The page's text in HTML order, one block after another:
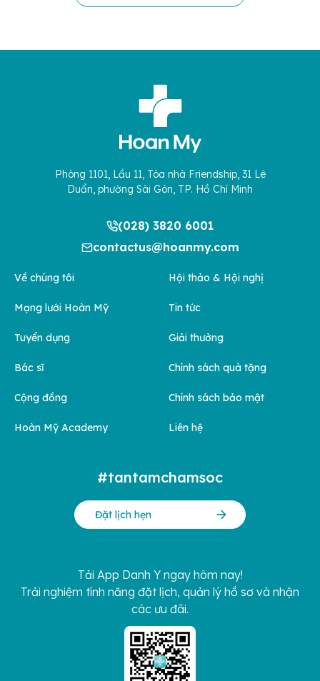
Phòng 1101, Lầu 11, Tòa nhà Friendship, 31 Lê
Duẩn, phường Sài Gòn, TP. Hồ Chí Minh
(028) 3820 6001
contactus@hoanmy.com
Về chúng tôi
Mạng lưới Hoàn Mỹ
Tuyển dụng
Bác sĩ
Cộng đồng
Hoàn Mỹ Academy
Hội thảo & Hội nghị
Tin tức
Giải thưởng
Chính sách quà tặng
Chính sách bảo mật
Liên hệ
#tantamchamsoc
Đặt lịch hẹn
Tải App Danh Y ngay hôm nay!
Trải nghiệm tính năng đặt lịch, quản lý hồ sơ và nhận
các ưu đãi.